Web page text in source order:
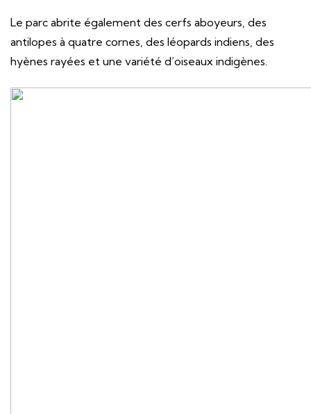
Le parc abrite également des cerfs aboyeurs, des
antilopes à quatre cornes, des léopards indiens, des
hyènes rayées et une variété d’oiseaux indigènes.